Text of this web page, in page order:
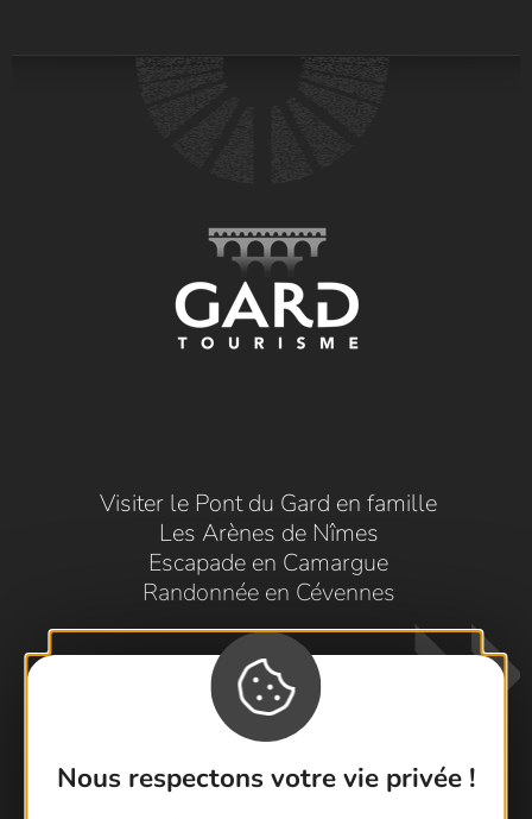
Nous respectons votre vie privée !
Visiter le Pont du Gard en famille
Les Arènes de Nîmes
Escapade en Camargue
Randonnée en Cévennes